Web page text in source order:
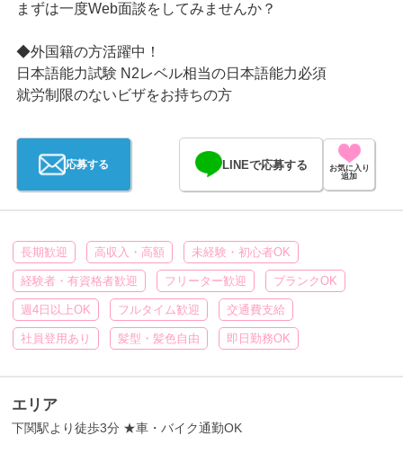
まずは一度Web面談をしてみませんか？
◆外国籍の方活躍中！
日本語能力試験 N2レベル相当の日本語能力必須
就労制限のないビザをお持ちの方
応募する LINEで応募する
お気に入り
追加
長期歓迎 高収入・高額 未経験・初心者OK
経験者・有資格者歓迎 フリーター歓迎 ブランクOK
週4日以上OK フルタイム歓迎 交通費支給
社員登用あり 髪型・髪色自由 即日勤務OK
エリア
下関駅より徒歩3分 ★車・バイク通勤OK